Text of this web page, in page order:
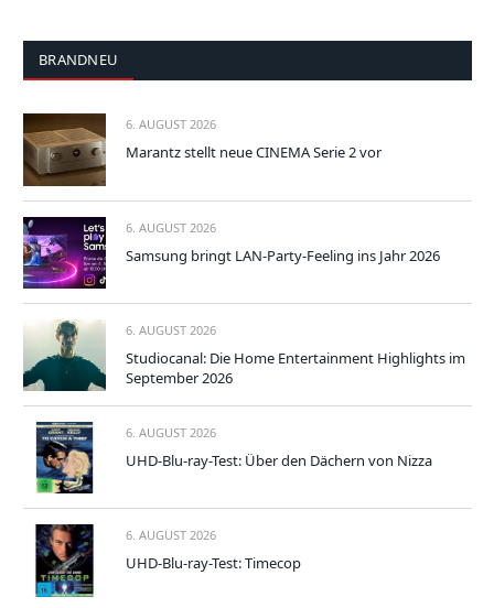
BRANDNEU
6. AUGUST 2026
Marantz stellt neue CINEMA Serie 2 vor
6. AUGUST 2026
Samsung bringt LAN-Party-Feeling ins Jahr 2026
6. AUGUST 2026
Studiocanal: Die Home Entertainment Highlights im
September 2026
6. AUGUST 2026
UHD-Blu-ray-Test: Über den Dächern von Nizza
6. AUGUST 2026
UHD-Blu-ray-Test: Timecop